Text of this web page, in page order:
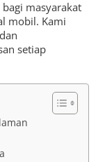
masyarakat
mobil. Kami
setiap